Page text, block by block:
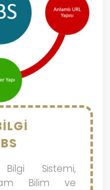
Bilgi Sistemi,
Bilim ve